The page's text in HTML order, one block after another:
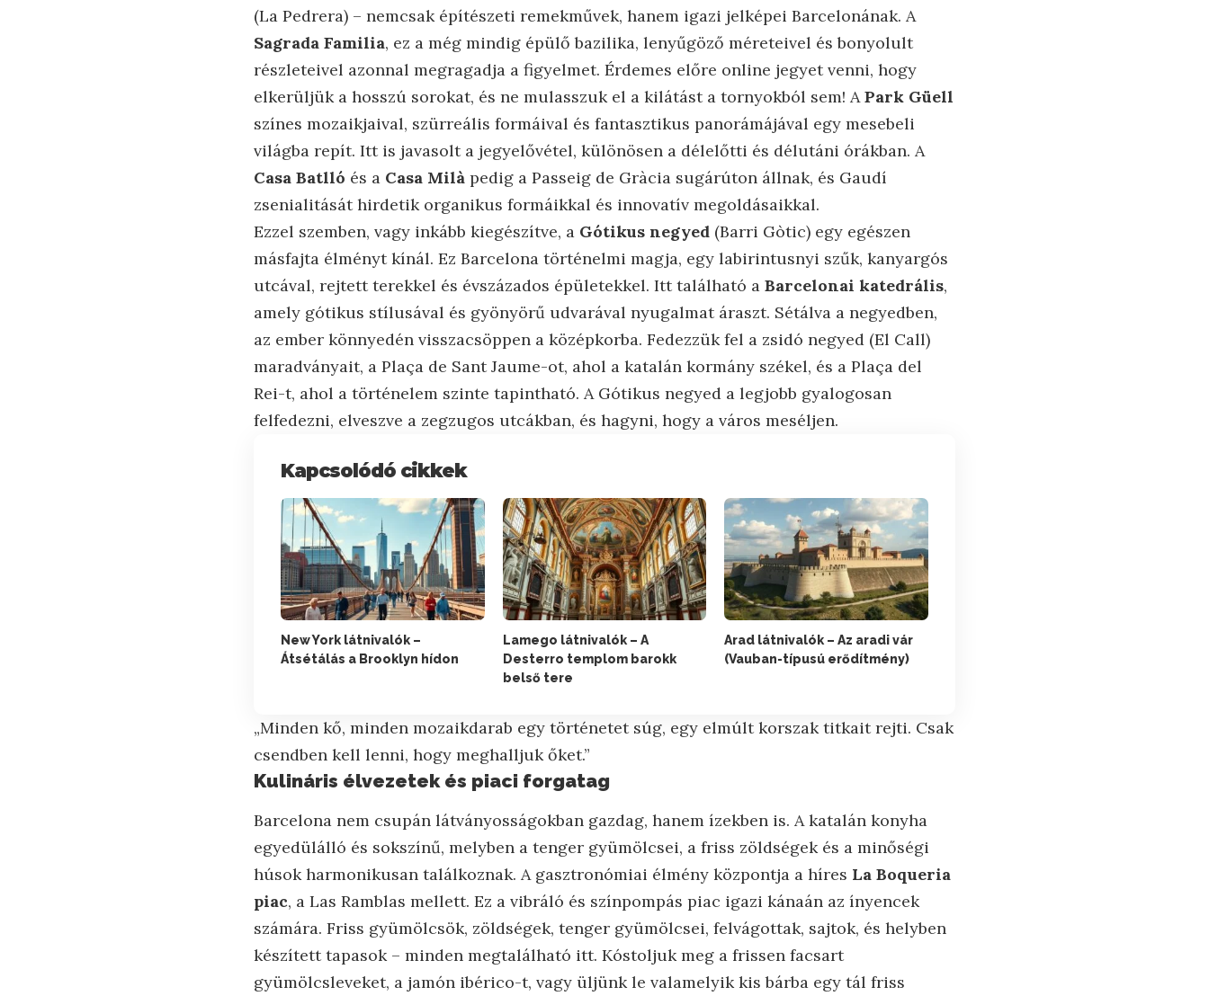
(La Pedrera) – nemcsak építészeti remekművek, hanem igazi jelképei Barcelonának. A
Sagrada Familia, ez a még mindig épülő bazilika, lenyűgöző méreteivel és bonyolult
részleteivel azonnal megragadja a figyelmet. Érdemes előre online jegyet venni, hogy
elkerüljük a hosszú sorokat, és ne mulasszuk el a kilátást a tornyokból sem! APark Güell
színes mozaikjaival, szürreális formáival és fantasztikus panorámájával egy mesebeli
világba repít. Itt is javasolt a jegyelővétel, különösen a délelőtti és délutáni órákban. A
Casa Batlló és a Casa Milà pedig a Passeig de Gràcia sugárúton állnak, és Gaudí
zsenialitását hirdetik organikus formáikkal és innovatív megoldásaikkal.
Ezzel szemben, vagy inkább kiegészítve, a Gótikus negyed (Barri Gòtic) egy egészen
másfajta élményt kínál. Ez Barcelona történelmi magja, egy labirintusnyi szűk, kanyargós
utcával, rejtett terekkel és évszázados épületekkel. Itt található a Barcelonai katedrális,
amely gótikus stílusával és gyönyörű udvarával nyugalmat áraszt. Sétálva a negyedben,
az ember könnyedén visszacsöppen a középkorba. Fedezzük fel a zsidó negyed (El Call)
maradványait, a Plaça de Sant Jaume-ot, ahol a katalán kormány székel, és a Plaça del
Rei-t, ahol a történelem szinte tapintható. A Gótikus negyed a legjobb gyalogosan
felfedezni, elveszve a zegzugos utcákban, és hagyni, hogy a város meséljen.
Kapcsolódó cikkek
New York látnivalók –
Átsétálás a Brooklyn hídon
Lamego látnivalók – A
Desterro templom barokk
belső tere
Arad látnivalók – Az aradi vár
(Vauban-típusú erődítmény)
„Minden kő, minden mozaikdarab egy történetet súg, egy elmúlt korszak titkait rejti. Csak
csendben kell lenni, hogy meghalljuk őket.”
Kulináris élvezetek és piaci forgatag
Barcelona nem csupán látványosságokban gazdag, hanem ízekben is. A katalán konyha
egyedülálló és sokszínű, melyben a tenger gyümölcsei, a friss zöldségek és a minőségi
húsok harmonikusan találkoznak. A gasztronómiai élmény központja a híres La Boqueria
piac, a Las Ramblas mellett. Ez a vibráló és színpompás piac igazi kánaán az ínyencek
számára. Friss gyümölcsök, zöldségek, tenger gyümölcsei, felvágottak, sajtok, és helyben
készített tapasok – minden megtalálható itt. Kóstoljuk meg a frissen facsart
gyümölcsleveket, a jamón ibérico-t, vagy üljünk le valamelyik kis bárba egy tál friss